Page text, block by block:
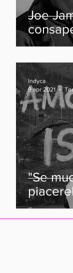
Joe
"Se
Indyca
9 apr 2021